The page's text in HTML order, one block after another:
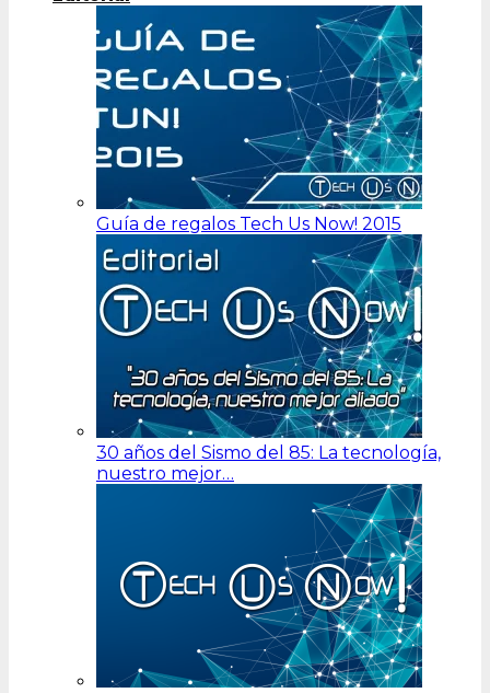
Guía de regalos Tech Us Now! 2015
30 años del Sismo del 85: La tecnología,
nuestro mejor…